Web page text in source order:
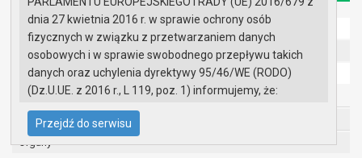
UMiG - telefony wewnętrzne
Ochrona danych osobowych
Urząd Miasta i Gminy w Gryfinie
Straż Miejska
Organy
dnia 27 kwietnia 2016 r. w sprawie ochrony osób
fizycznych w związku z przetwarzaniem danych
osobowych i w sprawie swobodnego przepływu takich
danych oraz uchylenia dyrektywy 95/46/WE (RODO)
(Dz.U.UE. z 2016 r., L 119, poz. 1) informujemy, że:
Administratorem Pani/Pana danych osobowych
jest:
Przejdź do serwisu